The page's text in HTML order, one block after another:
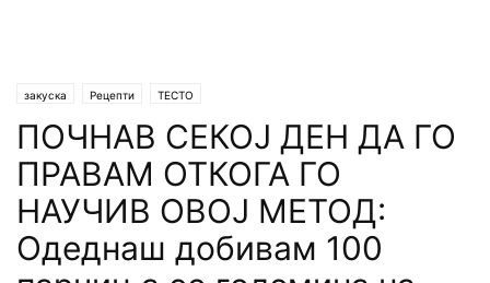
закуска Рецепти ТЕСТО
ПОЧНАВ СЕКОЈ ДЕН ДА ГО
ПРАВАМ ОТКОГА ГО
НАУЧИВ ОВОЈ МЕТОД:
Одеднаш добивам 100